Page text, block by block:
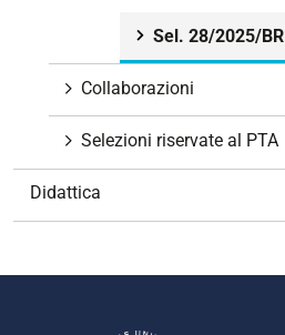
Sel. 28/2025/BR
Collaborazioni
Selezioni riservate al PTA
Didattica